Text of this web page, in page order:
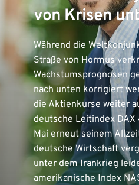
von Krisen
Während die
Straße von Hormus
Wachstumsprognosen
nach unten korrigiert
die Aktienkurse weiter
deutsche Leitindex
Mai erneut seinem
deutsche Wirtschaft
unter dem Irankrieg
amerikanische Index